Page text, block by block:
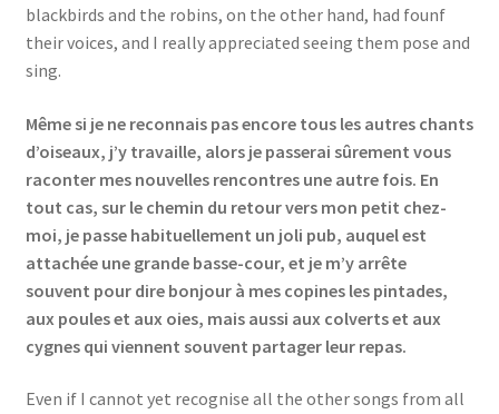
blackbirds and the robins, on the other hand, had founf
their voices, and I really appreciated seeing them pose and
sing.
Même si je ne reconnais pas encore tous les autres chants
d’oiseaux, j’y travaille, alors je passerai sûrement vous
raconter mes nouvelles rencontres une autre fois. En
tout cas, sur le chemin du retour vers mon petit chez-
moi, je passe habituellement un joli pub, auquel est
attachée une grande basse-cour, et je m’y arrête
souvent pour dire bonjour à mes copines les pintades,
aux poules et aux oies, mais aussi aux colverts et aux
cygnes qui viennent souvent partager leur repas.
Even if I cannot yet recognise all the other songs from all